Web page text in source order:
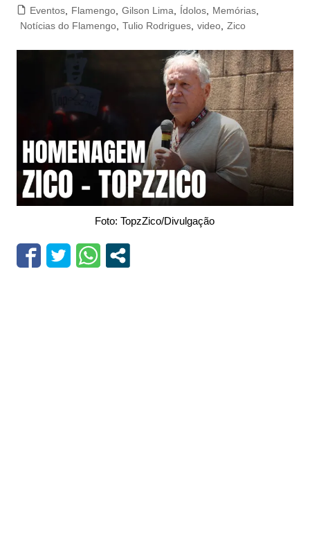
Eventos, Flamengo, Gilson Lima Ídolos, Memórias,
Notícias do Flamengo, Tulio Rodrigues, video, Zico
Foto: TopzZico/Divulgação